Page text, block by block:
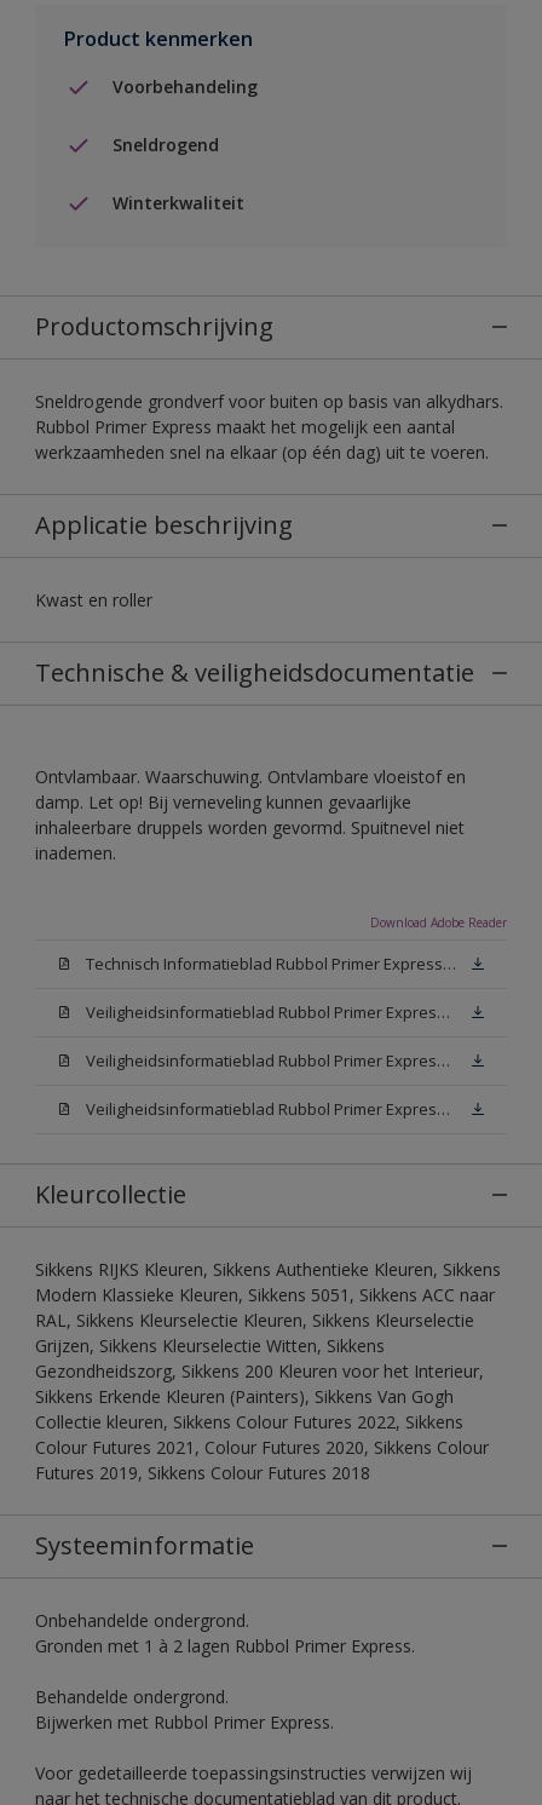
Product kenmerken
Voorbehandeling
Sneldrogend
Winterkwaliteit
Productomschrijving
Sneldrogende grondverf voor buiten op basis van alkydhars.
Rubbol Primer Express maakt het mogelijk een aantal
werkzaamheden snel na elkaar (op één dag) uit te voeren.
Applicatie beschrijving
Kwast en roller
Technische & veiligheidsdocumentatie
Ontvlambaar. Waarschuwing. Ontvlambare vloeistof en
damp. Let op! Bij verneveling kunnen gevaarlijke
inhaleerbare druppels worden gevormd. Spuitnevel niet
inademen.
Download Adobe Reader
Technisch Informatieblad Rubbol Primer Express (PDF)
Veiligheidsinformatieblad Rubbol Primer Express White (MSDS)
Veiligheidsinformatieblad Rubbol Primer Express W05 (MSDS)
Veiligheidsinformatieblad Rubbol Primer Express N00 (MSDS)
Kleurcollectie
Sikkens RIJKS Kleuren, Sikkens Authentieke Kleuren, Sikkens
Modern Klassieke Kleuren, Sikkens 5051, Sikkens ACC naar
RAL, Sikkens Kleurselectie Kleuren, Sikkens Kleurselectie
Grijzen, Sikkens Kleurselectie Witten, Sikkens
Gezondheidszorg, Sikkens 200 Kleuren voor het Interieur,
Sikkens Erkende Kleuren (Painters), Sikkens Van Gogh
Collectie kleuren, Sikkens Colour Futures 2022, Sikkens
Colour Futures 2021, Colour Futures 2020, Sikkens Colour
Futures 2019, Sikkens Colour Futures 2018
Systeeminformatie
Onbehandelde ondergrond.
Gronden met 1 à 2 lagen Rubbol Primer Express.
Behandelde ondergrond.
Bijwerken met Rubbol Primer Express.
Voor gedetailleerde toepassingsinstructies verwijzen wij
naar het technische documentatieblad van dit product.